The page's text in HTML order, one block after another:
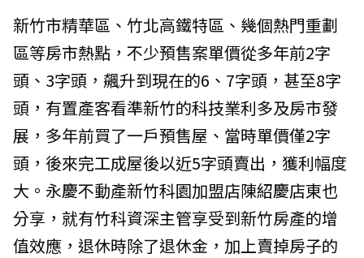
新竹市精華區、竹北高鐵特區、幾個熱門重劃
區等房市熱點，不少預售案單價從多年前2字
頭、3字頭，飆升到現在的6、7字頭，甚至8字
頭，有置產客看準新竹的科技業利多及房市發
展，多年前買了一戶預售屋、當時單價僅2字
頭，後來完工成屋後以近5字頭賣出，獲利幅度
大。永慶不動產新竹科園加盟店陳紹慶店東也
分享，就有竹科資深主管享受到新竹房產的增
值效應，退休時除了退休金，加上賣掉房子的